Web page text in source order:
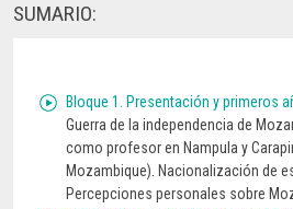
SUMARIO:
Bloque 1. Presentación y primeros
Guerra de la independencia de
como profesor en Nampula y
Mozambique). Nacionalización de
Percepciones personales sobre